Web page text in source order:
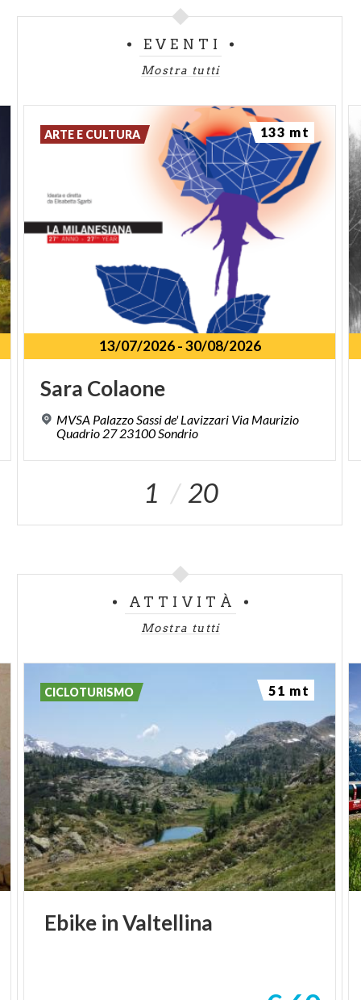
EVENTI
Mostra tutti
13/07/2026-30/08/2026
Sara Colaone
MVSA Palazzo Sassi de' Lavizzari Via Maurizio
Quadrio 27 23100 Sondrio
ARTE E CULTURA 133 mt
1 20
ATTIVITÀ
Mostra tutti
Ebike inValtellina
CICLOTURISMO 51 mt